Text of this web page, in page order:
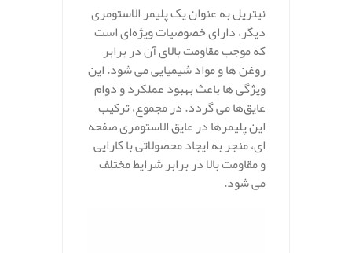
نیتریل به عنوان یک پلیمر الاستومری
دیگر، دارای خصوصیات ویژه‌ای است
که موجب مقاومت بالای آن در برابر
روغن‌ ها و مواد شیمیایی می‌ شود. این
ویژگی‌ ها باعث بهبود عملکرد و دوام
عایق‌ها می‌ گردد. در مجموع، ترکیب
این پلیمرها در عایق‌ الاستومری صفحه‌
ای، منجر به ایجاد محصولاتی با کارایی
و مقاومت بالا در برابر شرایط مختلف
می‌ شود.